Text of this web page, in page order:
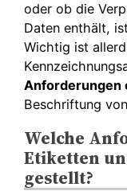
oder ob die
Daten enthält,
Wichtig ist
Anforderungen
Beschriftung
Welche
Etiketten
gestellt?